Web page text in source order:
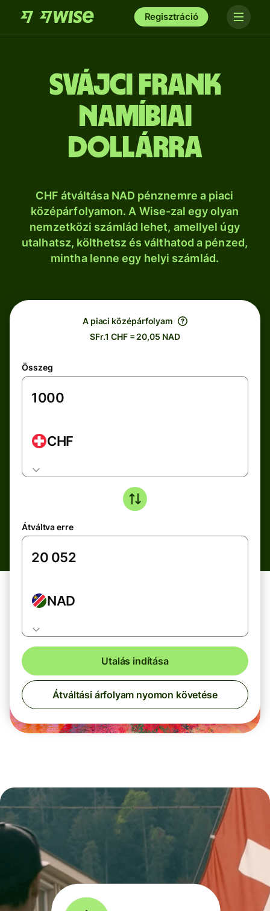
Regisztráció
svájci frank
namíbiai
dollárra
CHF átváltása NAD pénznemre a piaci
középárfolyamon. A Wise-zal egy olyan
nemzetközi számlád lehet, amellyel úgy
utalhatsz, költhetsz és válthatod a pénzed,
mintha lenne egy helyi számlád.
A piaci középárfolyam
SFr.1 CHF = 20,05 NAD
Összeg
CHF
Átváltva erre
NAD
Utalás indítása
Átváltási árfolyam nyomon követése